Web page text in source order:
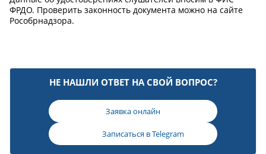
ФРДО. Проверить законность документа можно на сайте
Рособрнадзора.
НЕ НАШЛИ ОТВЕТ НА СВОЙ ВОПРОС?
Заявка онлайн
Записаться вTelegram